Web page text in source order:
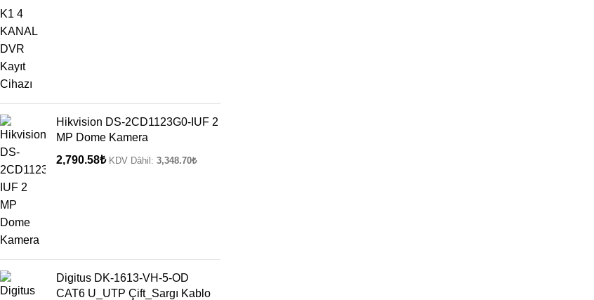
Hikvision DS-2CD1123G0-IUF 2
MP Dome Kamera
2,790.58₺ KDV Dâhil: 3,348.70₺
Digitus DK-1613-VH-5-OD
CAT6 U_UTP Çift_Sargı Kablo